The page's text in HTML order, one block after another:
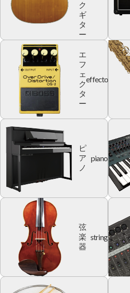
ク
ギ
タ
ー
エ
フ
ェ
ク
タ
ー
effector
ピ
ア
ノ
piano
弦
楽
器
string